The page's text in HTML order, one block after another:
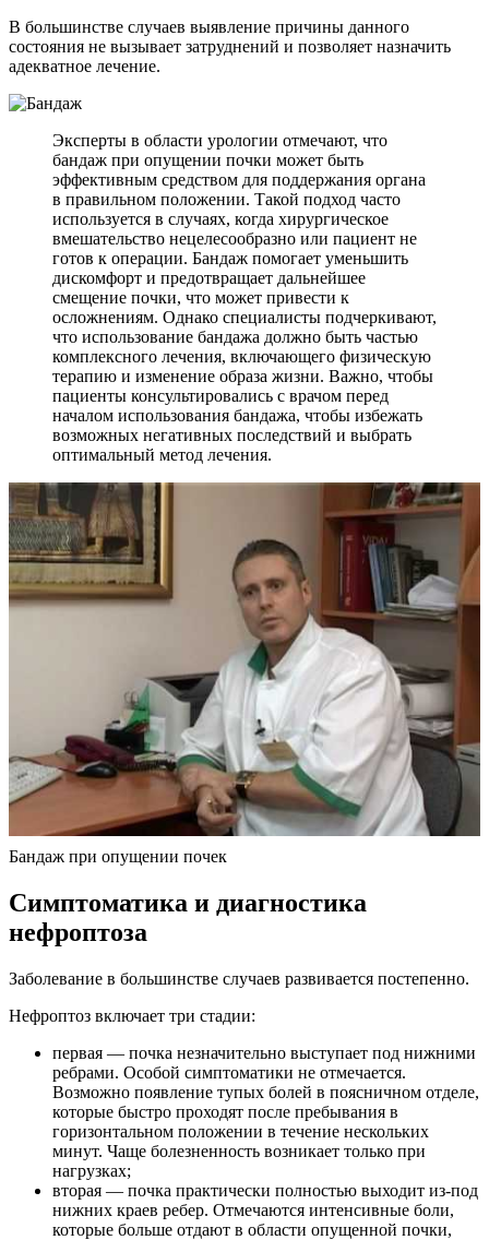
В большинстве случаев выявление причины данного
состояния не вызывает затруднений и позволяет назначить
адекватное лечение.
Эксперты в области урологии отмечают, что
бандаж при опущении почки может быть
эффективным средством для поддержания органа
в правильном положении. Такой подход часто
используется в случаях, когда хирургическое
вмешательство нецелесообразно или пациент не
готов к операции. Бандаж помогает уменьшить
дискомфорт и предотвращает дальнейшее
смещение почки, что может привести к
осложнениям. Однако специалисты подчеркивают,
что использование бандажа должно быть частью
комплексного лечения, включающего физическую
терапию и изменение образа жизни. Важно, чтобы
пациенты консультировались с врачом перед
началом использования бандажа, чтобы избежать
возможных негативных последствий и выбрать
оптимальный метод лечения.
Бандаж при опущении почек
Симптоматика и диагностика
нефроптоза
Заболевание в большинстве случаев развивается постепенно.
Нефроптоз включает три стадии:
первая — почка незначительно выступает под нижними
ребрами. Особой симптоматики не отмечается.
Возможно появление тупых болей в поясничном отделе,
которые быстро проходят после пребывания в
горизонтальном положении в течение нескольких
минут. Чаще болезненность возникает только при
нагрузках;
вторая — почка практически полностью выходит из-под
нижних краев ребер. Отмечаются интенсивные боли,
которые больше отдают в области опущенной почки,